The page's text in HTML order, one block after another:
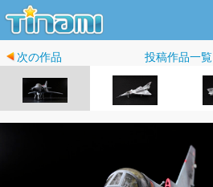
次の作品 投稿作品一覧